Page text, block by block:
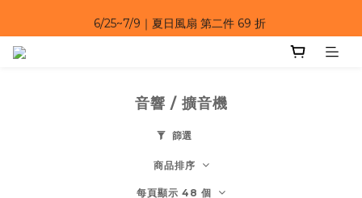
6/25~7/9｜夏日風扇 第二件 69 折
6/25~7/9｜夏日風扇 第二件 69 折
音響 / 擴音機
篩選
商品排序
每頁顯示 48 個